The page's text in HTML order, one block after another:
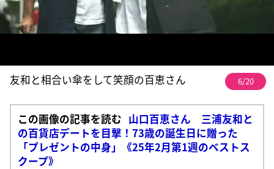
友和と相合い傘をして笑顔の百恵さん 6/20
この画像の記事を読む 山口百恵さん 三浦友和と
の百貨店デートを目撃！73歳の誕生日に贈った
「プレゼントの中身」《25年2月第1週のベストス
クープ》